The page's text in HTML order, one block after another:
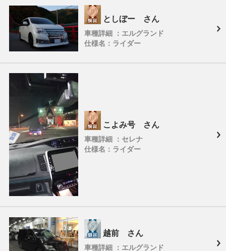
としぼー さん
車種詳細 ：エルグランド
仕様名：ライダー
こよみ号 さん
車種詳細 ：セレナ
仕様名：ライダー
越前 さん
車種詳細 ：エルグランド